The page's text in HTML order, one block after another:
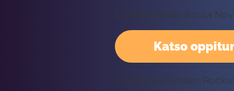
Katso
Esimerkkisoitto Bossa
Vaatii kirjautumisen